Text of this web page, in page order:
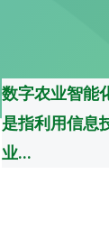
数字农业智能
是指利用信息
业...